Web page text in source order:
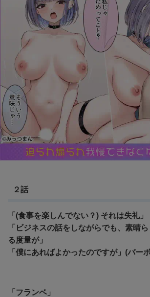
２話
「(食事を楽しんでない？) それは失礼」
「ビジネスの話をしながらでも、素晴
る度量が」
「僕にあればよかったのですが」(バー
「フランベ」